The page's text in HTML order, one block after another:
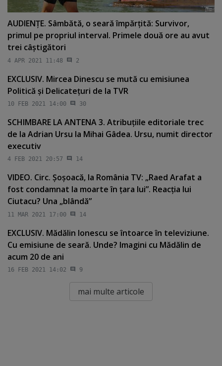
AUDIENŢE. Sâmbătă, o seară împărţită: Survivor,
primul pe propriul interval. Primele două ore au avut
trei câştigători
4 APR 2021 11:48 2
EXCLUSIV. Mircea Dinescu se mută cu emisiunea
Politică şi Delicateţuri de la TVR
10 FEB 2021 14:00 30
SCHIMBARE LA ANTENA 3. Atribuţiile editoriale trec
de la Adrian Ursu la Mihai Gâdea. Ursu, numit director
executiv
4 FEB 2021 20:57 14
VIDEO. Circ. Şoşoacă, la România TV: „Raed Arafat a
fost condamnat la moarte în ţara lui”. Reacţia lui
Ciutacu? Una „blândă”
11 MAR 2021 17:00 14
EXCLUSIV. Mădălin Ionescu se întoarce în televiziune.
Cu emisiune de seară. Unde? Imagini cu Mădălin de
acum 20 de ani
16 FEB 2021 14:02 9
mai multe articole